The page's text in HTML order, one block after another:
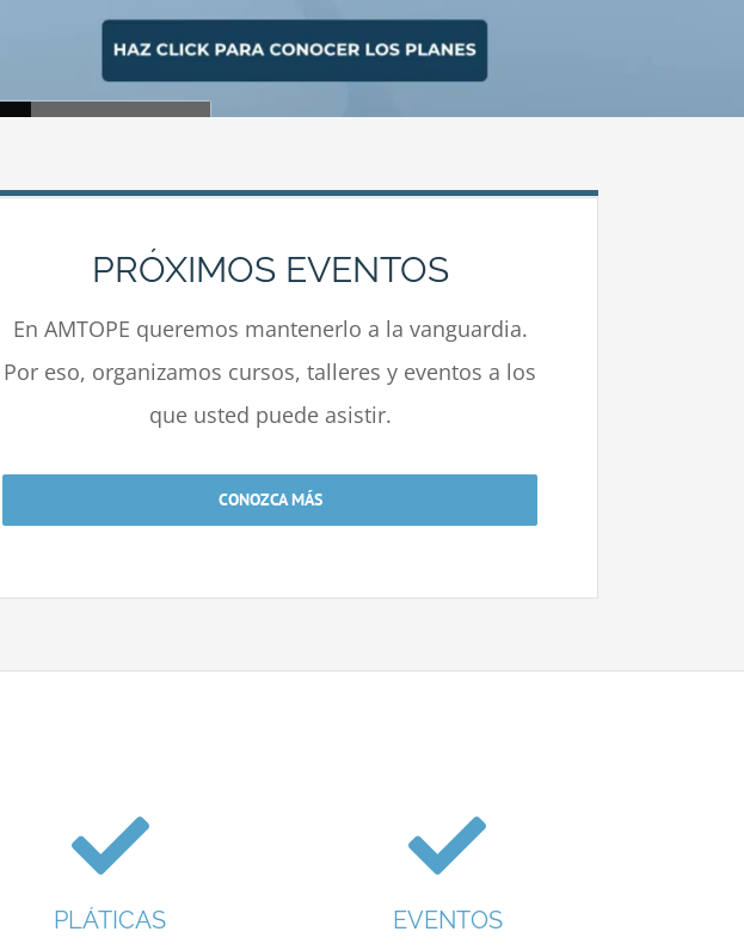
PRÓXIMOS EVENTOS
En AMTOPE queremos mantenerlo a la vanguardia.
Por eso, organizamos cursos, talleres y eventos a los
que usted puede asistir.
CONOZCA MÁS
PLÁTICAS EVENTOS